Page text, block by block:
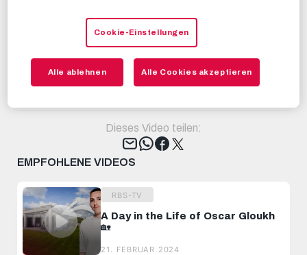
YOUR TICKET: https://www.redbullsalzburg.at/tickets
🎒 FANSHOP: https://www.redbullshop.com/de-int/rb-
Dieses Video teilen:
Tweet
EMPFOHLENE VIDEOS
RBS-TV
A Day in the Life of Oscar Gloukh
🏡
21. FEBRUAR 2024
Cookie-Einstellungen
Alle ablehnen Alle Cookies akzeptieren